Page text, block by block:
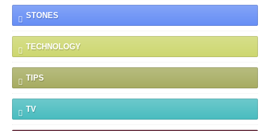
STONES
TECHNOLOGY
TIPS
TV